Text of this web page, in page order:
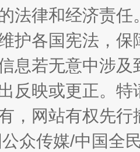
些资助 “
法律和经济责
护各国宪法，
息若无意中涉
反映或更正。
，网站有权先
众传媒/中国全